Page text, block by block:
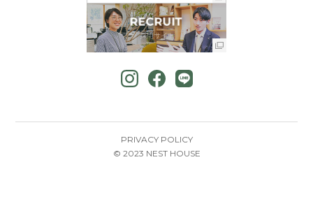
PRIVACY POLICY
© 2023 NEST HOUSE